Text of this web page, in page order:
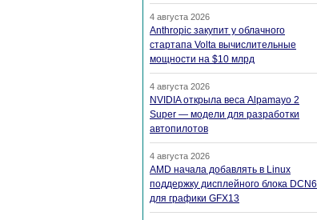
4 августа 2026
Anthropic закупит у облачного
стартапа Volta вычислительные
мощности на $10 млрд
4 августа 2026
NVIDIA открыла веса Alpamayo 2
Super — модели для разработки
автопилотов
4 августа 2026
AMD начала добавлять в Linux
поддержку дисплейного блока DCN6
для графики GFX13